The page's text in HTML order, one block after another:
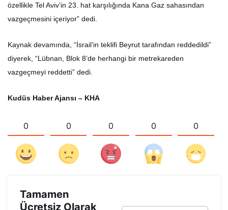
özellikle Tel Aviv’in 23. hat karşılığında Kana Gaz sahasından
vazgeçmesini içeriyor” dedi.
Kaynak devamında, “İsrail’in teklifi Beyrut tarafından reddedildi”
diyerek, “Lübnan, Blok 8’de herhangi bir metrekareden
vazgeçmeyi reddetti” dedi.
Kudüs Haber Ajansı – KHA
0 0 0 0 0
Tamamen
Ücretsiz Olarak